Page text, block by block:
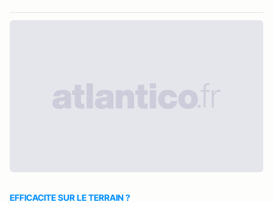
EFFICACITE SUR LE TERRAIN ?